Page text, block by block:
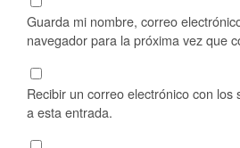
Guarda mi nombre, correo
navegador para la próxima vez que
Recibir un correo electrónico con los
a esta entrada.